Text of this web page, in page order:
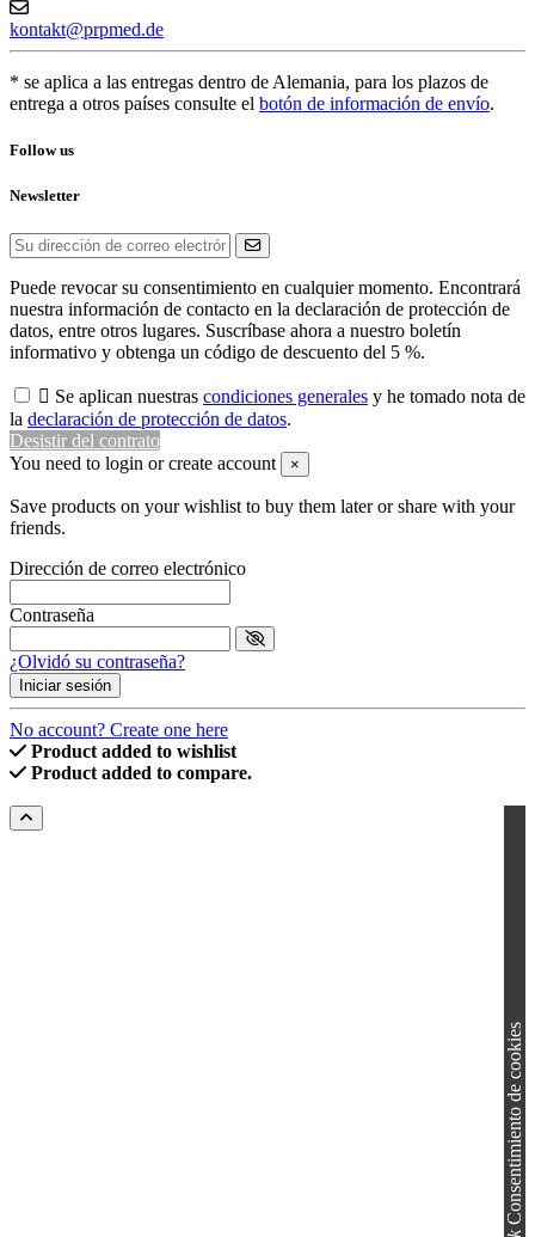
kontakt@prpmed.de
* se aplica a las entregas dentro de Alemania, para los plazos de
entrega a otros países consulte el botón de información de envío.
Follow us
Newsletter
Puede revocar su consentimiento en cualquier momento. Encontrará
nuestra información de contacto en la declaración de protección de
datos, entre otros lugares. Suscríbase ahora a nuestro boletín
informativo y obtenga un código de descuento del 5 %.
 Se aplican nuestras condiciones generales y he tomado nota de
la declaración de protección de datos.
Desistir del contrato
You need to login or create account
×
Save products on your wishlist to buy them later or share with your
friends.
Dirección de correo electrónico
Contraseña
¿Olvidó su contraseña?
Iniciar sesión
No account? Create one here
Product added to wishlist
Product added to compare.
Consentimiento de cookies